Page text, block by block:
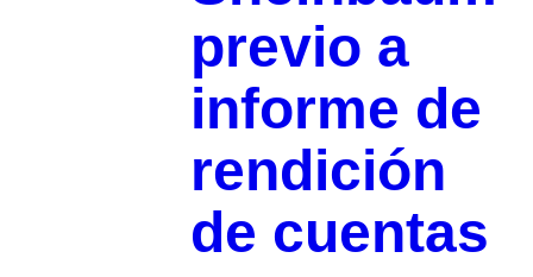
previo a
informe de
rendición
de cuentas